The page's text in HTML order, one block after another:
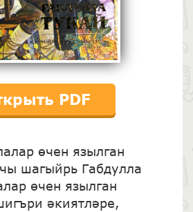
PDF
өчен язылган
шагыйрь Габдулла
өчен язылган
әкиятләре,